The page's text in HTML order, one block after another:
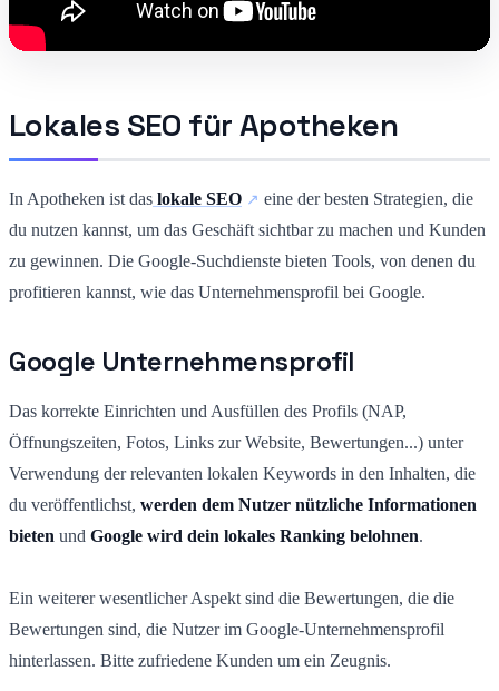
Lokales SEO für Apotheken
In Apotheken ist das lokale SEO
eine der besten Strategien, die
du nutzen kannst, um das Geschäft sichtbar zu machen und Kunden
zu gewinnen. Die Google-Suchdienste bieten Tools, von denen du
profitieren kannst, wie das Unternehmensprofil bei Google.
Google Unternehmensprofil
Das korrekte Einrichten und Ausfüllen des Profils (NAP,
Öffnungszeiten, Fotos, Links zur Website, Bewertungen...) unter
Verwendung der relevanten lokalen Keywords in den Inhalten, die
du veröffentlichst, werden dem Nutzer nützliche Informationen
bieten und Google wird dein lokales Ranking belohnen.
Ein weiterer wesentlicher Aspekt sind die Bewertungen, die die
Bewertungen sind, die Nutzer im Google-Unternehmensprofil
hinterlassen. Bitte zufriedene Kunden um ein Zeugnis.